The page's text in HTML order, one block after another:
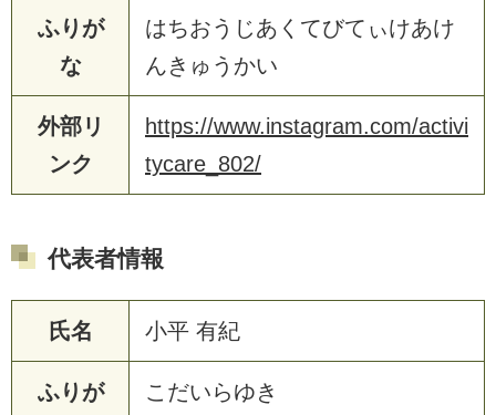
ふりが
な
はちおうじあくてびてぃけあけ
んきゅうかい
外部リ
ンク
https://www.instagram.com/activi
tycare_802/
代表者情報
氏名 小平 有紀
ふりが
こだいらゆき